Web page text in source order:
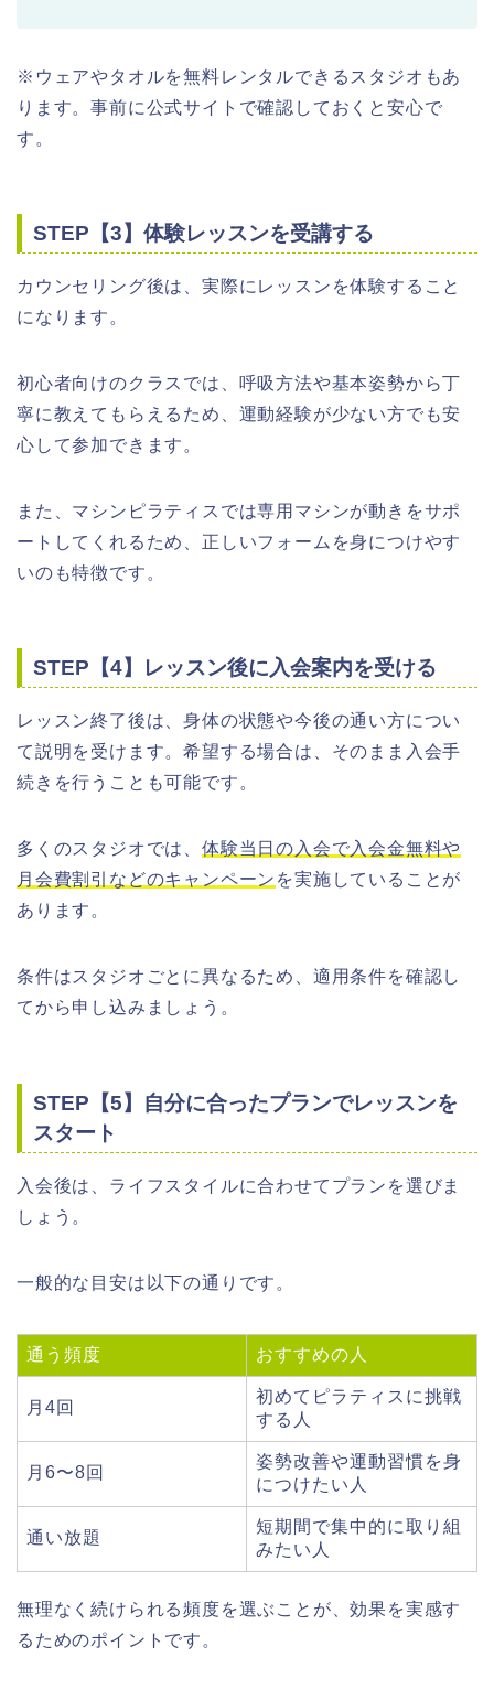
※ウェアやタオルを無料レンタルできるスタジオもあ
ります。事前に公式サイトで確認しておくと安心で
す。
STEP【3】体験レッスンを受講する
カウンセリング後は、実際にレッスンを体験すること
になります。
初心者向けのクラスでは、呼吸方法や基本姿勢から丁
寧に教えてもらえるため、運動経験が少ない方でも安
心して参加できます。
また、マシンピラティスでは専用マシンが動きをサポ
ートしてくれるため、正しいフォームを身につけやす
いのも特徴です。
STEP【4】レッスン後に入会案内を受ける
レッスン終了後は、身体の状態や今後の通い方につい
て説明を受けます。希望する場合は、そのまま入会手
続きを行うことも可能です。
多くのスタジオでは、体験当日の入会で入会金無料や
月会費割引などのキャンペーン を実施していることが
あります。
条件はスタジオごとに異なるため、適用条件を確認し
てから申し込みましょう。
STEP【5】自分に合ったプランでレッスンを
スタート
入会後は、ライフスタイルに合わせてプランを選びま
しょう。
一般的な目安は以下の通りです。
通う頻度 おすすめの人
月4回
初めてピラティスに挑戦
する人
月6〜8回
姿勢改善や運動習慣を身
につけたい人
通い放題
短期間で集中的に取り組
みたい人
無理なく続けられる頻度を選ぶことが、効果を実感す
るためのポイントです。